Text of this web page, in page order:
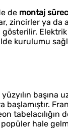
de montaj
zincirler ya da
kurulumu
başına
hale